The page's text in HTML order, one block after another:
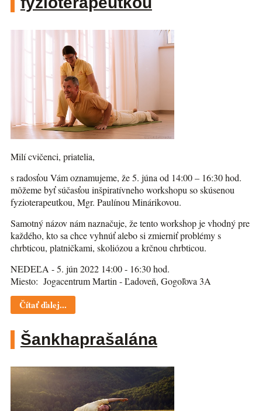
Milí cvičenci, priatelia,
s radosťou Vám oznamujeme, že 5. júna od 14:00 – 16:30 hod.
môžeme byť súčasťou inšpiratívneho workshopu so skúsenou
fyzioterapeutkou, Mgr. Paulínou Minárikovou.
Samotný názov nám naznačuje, že tento workshop je vhodný pre
každého, kto sa chce vyhnúť alebo si zmierniť problémy s
chrbticou, platničkami, skoliózou a krčnou chrbticou.
NEDEĽA - 5. jún 2022 14:00 - 16:30 hod.
Miesto: Jogacentrum Martin - Ľadoveň, Gogoľova 3A
Čítať ďalej...
Šankhaprašalána